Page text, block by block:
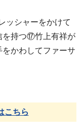
ッシャーをかけて
を持つ⑰竹上有祥が
かわしてファーサ
こちら